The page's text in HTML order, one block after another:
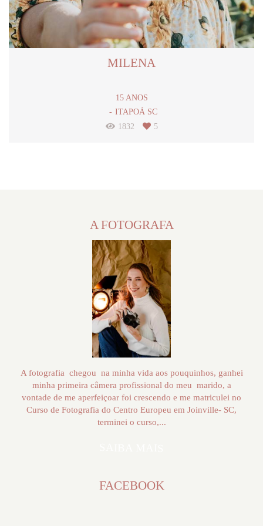
MILENA
15 ANOS
ITAPOÁ SC
1832
5
A FOTOGRAFA
A fotografia chegou na minha vida aos pouquinhos, ganhei
minha primeira câmera profissional do meu marido, a
vontade de me aperfeiçoar foi crescendo e me matriculei no
Curso de Fotografia do Centro Europeu em Joinville- SC,
terminei o curso,...
FACEBOOK